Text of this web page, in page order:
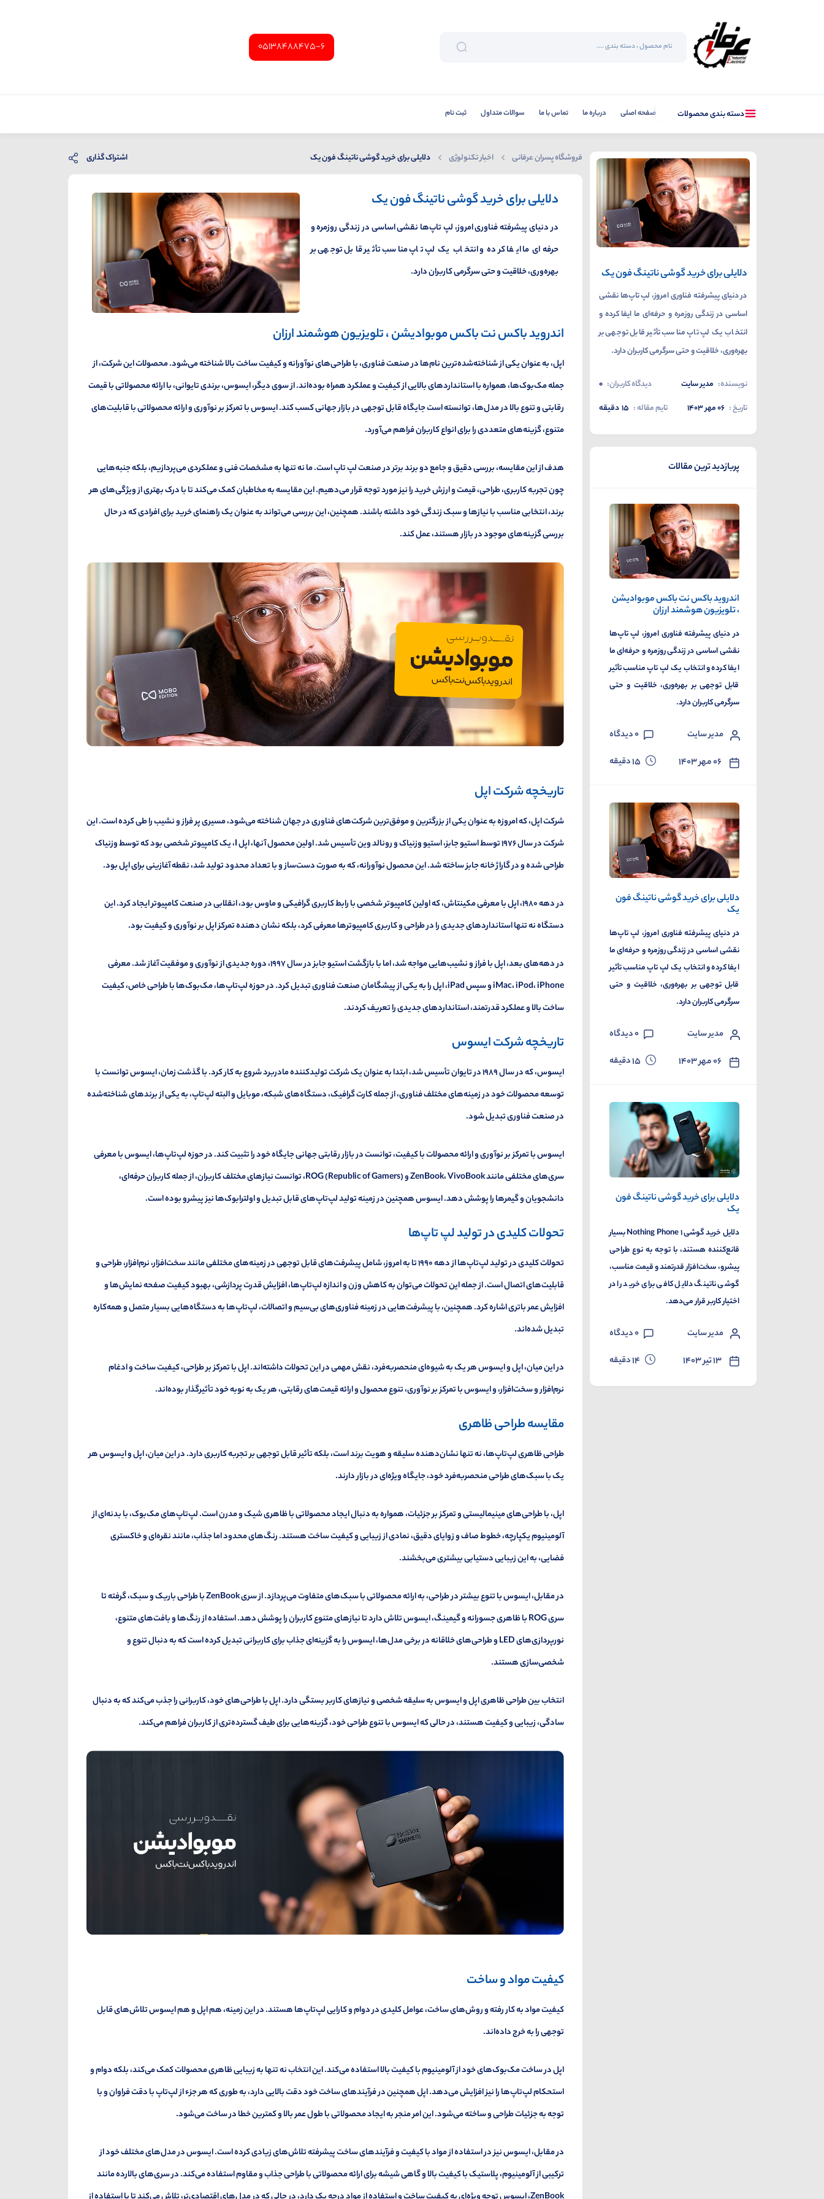
05138488475-6
دسته بندی محصولات صفحه اصلی درباره ما تماس با ما سوالات متداول ثبت نام
دلایلی برای خرید گوشی ناتینگ فون یک
در دنیای پیشرفته فناوری امروز، لپ تاپ‌ها نقشی
اساسی در زندگی روزمره و حرفه‌ای ما ایفا کرده و
انتخاب یک لپ تاپ مناسب تأثیر قابل توجهی بر
بهره‌وری، خلاقیت و حتی سرگرمی کاربران دارد.
نویسنده: مدیر سایت دیدگاه کاربران: 0
تاریخ : ۰۶ مهر ۱۴۰۳ تایم مقاله : 15دقیقه
پربازدید ترین مقالات
اندروید باکس نت باکس موبوادیشن
، تلویزیون هوشمند ارزان
در دنیای پیشرفته فناوری امروز، لپ تاپ‌ها
نقشی اساسی در زندگی روزمره و حرفه‌ای ما
ایفا کرده و انتخاب یک لپ تاپ مناسب تأثیر
قابل توجهی بر بهره‌وری، خلاقیت و حتی
سرگرمی کاربران دارد.
مدیر سایت 0دیدگاه
۰۶ مهر ۱۴۰۳ 15دقیقه
دلایلی برای خرید گوشی ناتینگ فون
یک
در دنیای پیشرفته فناوری امروز، لپ تاپ‌ها
نقشی اساسی در زندگی روزمره و حرفه‌ای ما
ایفا کرده و انتخاب یک لپ تاپ مناسب تأثیر
قابل توجهی بر بهره‌وری، خلاقیت و حتی
سرگرمی کاربران دارد.
مدیر سایت 0دیدگاه
۰۶ مهر ۱۴۰۳ 15دقیقه
دلایلی برای خرید گوشی ناتینگ فون
یک
دلایل خرید گوشی ۱ Nothing Phone بسیار
قانع‌کننده‌ هستند، با توجه به نوع طراحی
پیشرو، سخت‌افزار قدرتمند و قیمت مناسب،
گوشی ناتینگ دلایل کافی برای خرید را در
اختیار کاربر قرار می‌دهد.
مدیر سایت 0دیدگاه
۱۳ تیر ۱۴۰۳ 14دقیقه
فروشگاه پسران عرفانی اخبار تکنولوژی دلایلی برای خرید گوشی ناتینگ فون یک اشتراک گذاری
دلایلی برای خرید گوشی ناتینگ فون یک
در دنیای پیشرفته فناوری امروز، لپ تاپ‌ها نقشی اساسی در زندگی روزمره و
حرفه‌ای ما ایفا کرده و انتخاب یک لپ تاپ مناسب تأثیر قابل توجهی بر
بهره‌وری، خلاقیت و حتی سرگرمی کاربران دارد.
اندروید باکس نت باکس موبوادیشن ، تلویزیون هوشمند ارزان
اپل، به عنوان یکی از شناخته‌شده‌ترین نام‌ها در صنعت فناوری، با طراحی‌های نوآورانه و کیفیت ساخت بالا شناخته می‌شود. محصولات این شرکت، از
جمله مک‌بوک‌ها، همواره با استانداردهای بالایی از کیفیت و عملکرد همراه بوده‌اند. از سوی دیگر، ایسوس، برندی تایوانی، با ارائه محصولاتی با قیمت
رقابتی و تنوع بالا در مدل‌ها، توانسته است جایگاه قابل توجهی در بازار جهانی کسب کند. ایسوس با تمرکز بر نوآوری و ارائه محصولاتی با قابلیت‌های
متنوع، گزینه‌های متعددی را برای انواع کاربران فراهم می‌آورد.
هدف از این مقایسه، بررسی دقیق و جامع دو برند برتر در صنعت لپ تاپ است. ما نه تنها به مشخصات فنی و عملکردی می‌پردازیم، بلکه جنبه‌هایی
چون تجربه کاربری، طراحی، قیمت و ارزش خرید را نیز مورد توجه قرار می‌دهیم. این مقایسه به مخاطبان کمک می‌کند تا با درک بهتری از ویژگی‌های هر
برند، انتخابی مناسب با نیازها و سبک زندگی خود داشته باشند. همچنین، این بررسی می‌تواند به عنوان یک راهنمای خرید برای افرادی که در حال
بررسی گزینه‌های موجود در بازار هستند، عمل کند.
تاریخچه شرکت اپل
شرکت اپل، که امروزه به عنوان یکی از بزرگترین و موفق‌ترین شرکت‌های فناوری در جهان شناخته می‌شود، مسیری پر فراز و نشیب را طی کرده است. این
شرکت در سال ۱۹۷۶ توسط استیو جابز، استیو وزنیاک و رونالد وین تأسیس شد. اولین محصول آنها، اپل I، یک کامپیوتر شخصی بود که توسط وزنیاک
طراحی شده و در گاراژ خانه جابز ساخته شد. این محصول نوآورانه، که به صورت دست‌ساز و با تعداد محدود تولید شد، نقطه آغازینی برای اپل بود.
در دهه ۱۹۸۰، اپل با معرفی مکینتاش، که اولین کامپیوتر شخصی با رابط کاربری گرافیکی و ماوس بود، انقلابی در صنعت کامپیوتر ایجاد کرد. این
دستگاه نه تنها استانداردهای جدیدی را در طراحی و کاربری کامپیوترها معرفی کرد، بلکه نشان دهنده تمرکز اپل بر نوآوری و کیفیت بود.
در دهه‌های بعد، اپل با فراز و نشیب‌هایی مواجه شد، اما با بازگشت استیو جابز در سال ۱۹۹۷، دوره جدیدی از نوآوری و موفقیت آغاز شد. معرفی
iMac، iPod، iPhone و سپس iPad، اپل را به یکی از پیشگامان صنعت فناوری تبدیل کرد. در حوزه لپ‌تاپ‌ها، مک‌بوک‌ها با طراحی خاص، کیفیت
ساخت بالا و عملکرد قدرتمند، استانداردهای جدیدی را تعریف کردند.
تاریخچه شرکت ایسوس
ایسوس، که در سال ۱۹۸۹ در تایوان تأسیس شد، ابتدا به عنوان یک شرکت تولیدکننده مادربرد شروع به کار کرد. با گذشت زمان، ایسوس توانست با
توسعه محصولات خود در زمینه‌های مختلف فناوری، از جمله کارت گرافیک، دستگاه‌های شبکه، موبایل و البته لپ‌تاپ، به یکی از برندهای شناخته‌شده
در صنعت فناوری تبدیل شود.
ایسوس با تمرکز بر نوآوری و ارائه محصولات با کیفیت، توانست در بازار رقابتی جهانی جایگاه خود را تثبیت کند. در حوزه لپ‌تاپ‌ها، ایسوس با معرفی
سری‌های مختلفی مانند ZenBook، VivoBook و ROG (Republic of Gamers)، توانست نیازهای مختلف کاربران، از جمله کاربران حرفه‌ای،
دانشجویان و گیمرها را پوشش دهد. ایسوس همچنین در زمینه تولید لپ‌تاپ‌های قابل تبدیل و اولترابوک‌ها نیز پیشرو بوده است.
تحولات کلیدی در تولید لپ تاپ‌ها
تحولات کلیدی در تولید لپ‌تاپ‌ها از دهه ۱۹۹۰ تا به امروز، شامل پیشرفت‌های قابل توجهی در زمینه‌های مختلفی مانند سخت‌افزار، نرم‌افزار، طراحی و
قابلیت‌های اتصال است. از جمله این تحولات می‌توان به کاهش وزن و اندازه لپ‌تاپ‌ها، افزایش قدرت پردازشی، بهبود کیفیت صفحه نمایش‌ها و
افزایش عمر باتری اشاره کرد. همچنین، با پیشرفت‌هایی در زمینه فناوری‌های بی‌سیم و اتصالات، لپ‌تاپ‌ها به دستگاه‌هایی بسیار متصل و همه‌کاره
تبدیل شده‌اند.
در این میان، اپل و ایسوس هر یک به شیوه‌ای منحصربه‌فرد، نقش مهمی در این تحولات داشته‌اند. اپل با تمرکز بر طراحی، کیفیت ساخت و ادغام
نرم‌افزار و سخت‌افزار، و ایسوس با تمرکز بر نوآوری، تنوع محصول و ارائه قیمت‌های رقابتی، هر یک به نوبه خود تأثیرگذار بوده‌اند.
مقایسه طراحی ظاهری
طراحی ظاهری لپ‌تاپ‌ها، نه تنها نشان‌دهنده سلیقه و هویت برند است، بلکه تأثیر قابل توجهی بر تجربه کاربری دارد. در این میان، اپل و ایسوس هر
یک با سبک‌های طراحی منحصربه‌فرد خود، جایگاه ویژه‌ای در بازار دارند.
اپل، با طراحی‌های مینیمالیستی و تمرکز بر جزئیات، همواره به دنبال ایجاد محصولاتی با ظاهری شیک و مدرن است. لپ‌تاپ‌های مک‌بوک، با بدنه‌ای از
آلومینیوم یکپارچه، خطوط صاف و زوایای دقیق، نمادی از زیبایی و کیفیت ساخت هستند. رنگ‌های محدود اما جذاب، مانند نقره‌ای و خاکستری
فضایی، به این زیبایی دستیابی بیشتری می‌بخشند.
در مقابل، ایسوس با تنوع بیشتر در طراحی، به ارائه محصولاتی با سبک‌های متفاوت می‌پردازد. از سری ZenBook با طراحی باریک و سبک، گرفته تا
سری ROG با ظاهری جسورانه و گیمینگ، ایسوس تلاش دارد تا نیازهای متنوع کاربران را پوشش دهد. استفاده از رنگ‌ها و بافت‌های متنوع،
نورپردازی‌های LED و طراحی‌های خلاقانه در برخی مدل‌ها، ایسوس را به گزینه‌ای جذاب برای کاربرانی تبدیل کرده است که به دنبال تنوع و
شخصی‌سازی هستند.
انتخاب بین طراحی ظاهری اپل و ایسوس به سلیقه شخصی و نیازهای کاربر بستگی دارد. اپل با طراحی‌های خود، کاربرانی را جذب می‌کند که به دنبال
سادگی، زیبایی و کیفیت هستند، در حالی که ایسوس با تنوع طراحی خود، گزینه‌هایی برای طیف گسترده‌تری از کاربران فراهم می‌کند.
کیفیت مواد و ساخت
کیفیت مواد به کار رفته و روش‌های ساخت، عوامل کلیدی در دوام و کارایی لپ‌تاپ‌ها هستند. در این زمینه، هم اپل و هم ایسوس تلاش‌های قابل
توجهی را به خرج داده‌اند.
اپل در ساخت مک‌بوک‌های خود از آلومینیوم با کیفیت بالا استفاده می‌کند. این انتخاب نه تنها به زیبایی ظاهری محصولات کمک می‌کند، بلکه دوام و
استحکام لپ‌تاپ‌ها را نیز افزایش می‌دهد. اپل همچنین در فرآیندهای ساخت خود دقت بالایی دارد، به طوری که هر جزء از لپ‌تاپ با دقت فراوان و با
توجه به جزئیات طراحی و ساخته می‌شود. این امر منجر به ایجاد محصولاتی با طول عمر بالا و کمترین خطا در ساخت می‌شود.
در مقابل، ایسوس نیز در استفاده از مواد با کیفیت و فرآیندهای ساخت پیشرفته تلاش‌های زیادی کرده است. ایسوس در مدل‌های مختلف خود از
ترکیبی از آلومینیوم، پلاستیک با کیفیت بالا و گاهی شیشه برای ارائه محصولاتی با طراحی جذاب و مقاوم استفاده می‌کند. در سری‌های بالارده مانند